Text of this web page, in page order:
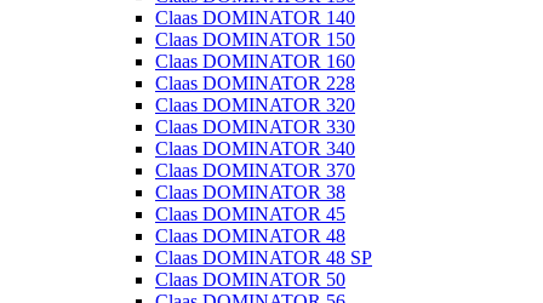
Claas DOMINATOR 140
Claas DOMINATOR 150
Claas DOMINATOR 160
Claas DOMINATOR 228
Claas DOMINATOR 320
Claas DOMINATOR 330
Claas DOMINATOR 340
Claas DOMINATOR 370
Claas DOMINATOR 38
Claas DOMINATOR 45
Claas DOMINATOR 48
Claas DOMINATOR 48 SP
Claas DOMINATOR 50